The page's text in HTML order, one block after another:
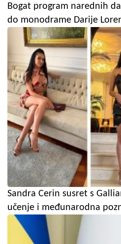
Bogat program narednih
do monodrame Darije
Sandra Cerin susret s
učenje i međunarodna